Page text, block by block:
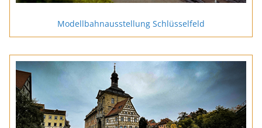
Modellbahnausstellung Schlüsselfeld